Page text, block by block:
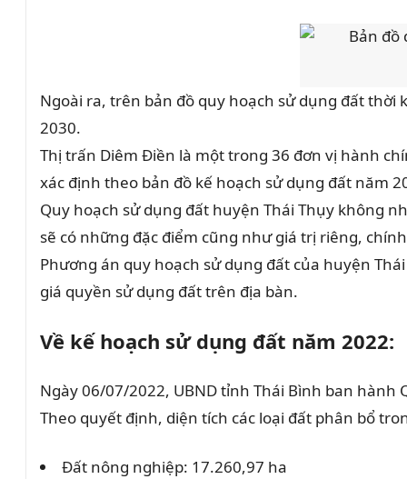
Ngoài ra, trên bản đồ quy hoạch sử dụng đất thời
2030.
Thị trấn Diêm Điền là một trong 36 đơn vị hành
xác định theo bản đồ kế hoạch sử dụng đất năm
Quy hoạch sử dụng đất huyện Thái Thụy không
sẽ có những đặc điểm cũng như giá trị riêng,
Phương án quy hoạch sử dụng đất của huyện
giá quyền sử dụng đất trên địa bàn.
Về kế hoạch sử dụng đất năm 2022:
Ngày 06/07/2022, UBND tỉnh Thái Bình ban hành
Theo quyết định, diện tích các loại đất phân bổ
Đất nông nghiệp: 17.260,97 ha